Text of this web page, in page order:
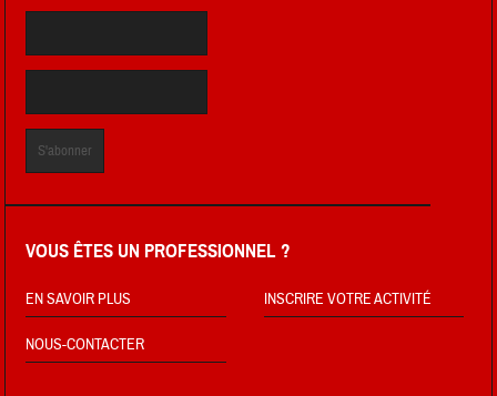
VOUS ÊTES UN PROFESSIONNEL ?
EN SAVOIR PLUS INSCRIRE VOTRE ACTIVITÉ
NOUS-CONTACTER